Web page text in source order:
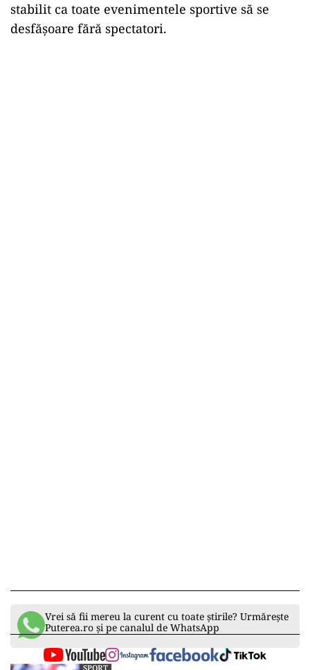
stabilit ca toate evenimentele sportive să se
desfăşoare fără spectatori.
Vrei să fii mereu la curent cu toate știrile? Urmărește
Puterea.ro și pe canalul de WhatsApp
SPORT